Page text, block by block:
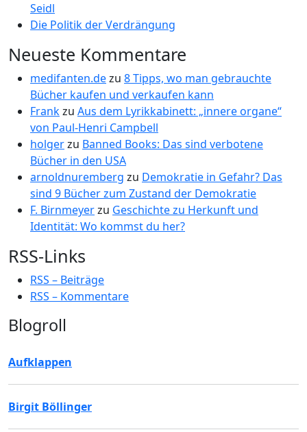
Seidl
Die Politik der Verdrängung
Neueste Kommentare
medifanten.dezu 8 Tipps, wo man gebrauchte
Bücher kaufen und verkaufen kann
Frankzu Aus dem Lyrikkabinett: „innere organe“
von Paul-Henri Campbell
holgerzu Banned Books: Das sind verbotene
Bücher in den USA
arnoldnuremberg zu Demokratie in Gefahr? Das
sind 9 Bücher zum Zustand der Demokratie
F. Birnmeyerzu Geschichte zu Herkunft und
Identität: Wo kommst du her?
RSS-Links
RSS – Beiträge
RSS – Kommentare
Blogroll
Aufklappen
Birgit Böllinger